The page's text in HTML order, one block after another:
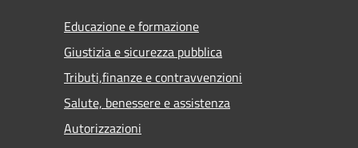
Educazione e formazione
Giustizia e sicurezza pubblica
Tributi,finanze e contravvenzioni
Salute, benessere e assistenza
Autorizzazioni